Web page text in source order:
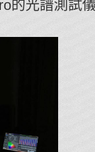
的光譜測試